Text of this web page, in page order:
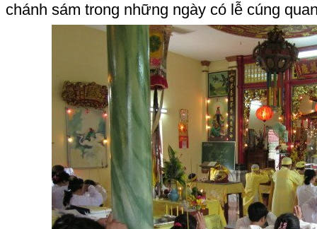
chánh sám trong những ngày có lễ cúng